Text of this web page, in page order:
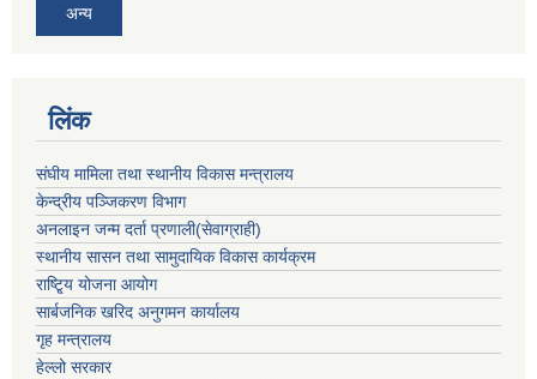
अन्य
लिंक
संघीय मामिला तथा स्थानीय विकास मन्त्रालय
केन्द्रीय पञ्जिकरण विभाग
अनलाइन जन्म दर्ता प्रणाली(सेवाग्राही)
स्थानीय सासन तथा सामुदायिक विकास कार्यक्रम
राष्टि्ृय योजना आयोग
सार्बजनिक खरिद अनुगमन कार्यालय
गृह मन्त्रालय
हेल्लो सरकार